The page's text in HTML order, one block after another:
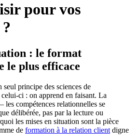
pour vos
: le format
le plus efficace
principe des sciences de
ci : on apprend en faisant. La
les compétences relationnelles se
délibérée, pas par la lecture ou
les mises en situation sont la pièce
de formation à la relation client digne